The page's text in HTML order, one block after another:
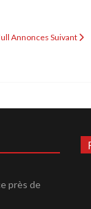
Annonces Suivant
près de